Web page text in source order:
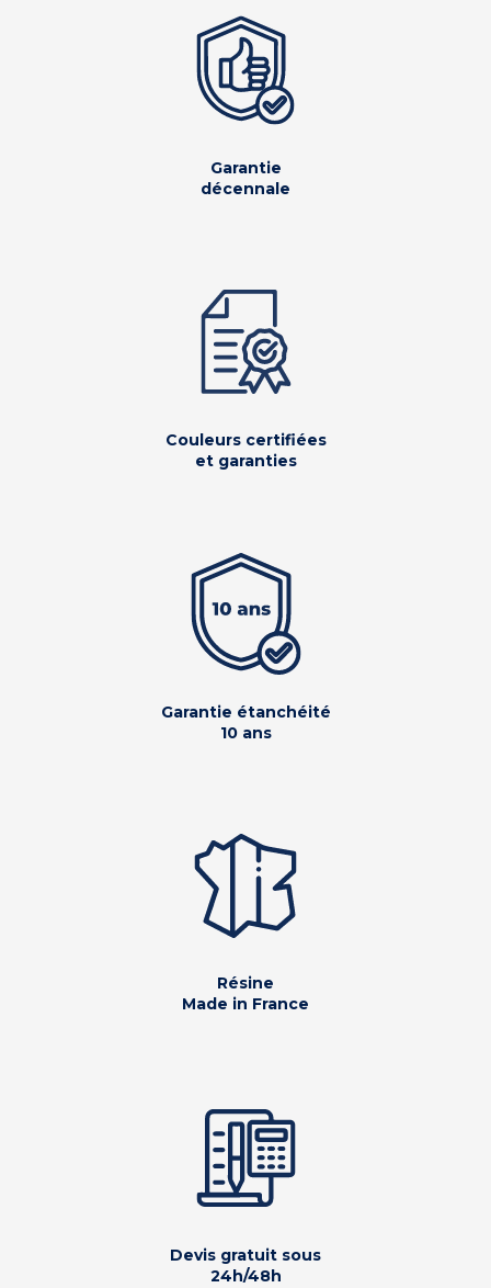
Garantie
décennale
Couleurs certifiées
et garanties
Garantie étanchéité
10 ans
Résine
Made in France
Devis gratuit sous
24h/48h